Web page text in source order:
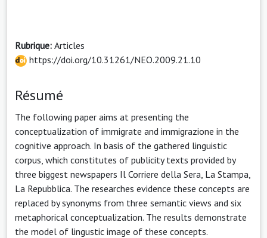
Rubrique: Articles
https://doi.org/10.31261/NEO.2009.21.10
Résumé
The following paper aims at presenting the
conceptualization of immigrate and immigrazione in the
cognitive approach. In basis of the gathered linguistic
corpus, which constitutes of publicity texts provided by
three biggest newspapers Il Corriere della Sera, La Stampa,
La Repubblica. The researches evidence these concepts are
replaced by synonyms from three semantic views and six
metaphorical conceptualization. The results demonstrate
the model of lingustic image of these concepts.